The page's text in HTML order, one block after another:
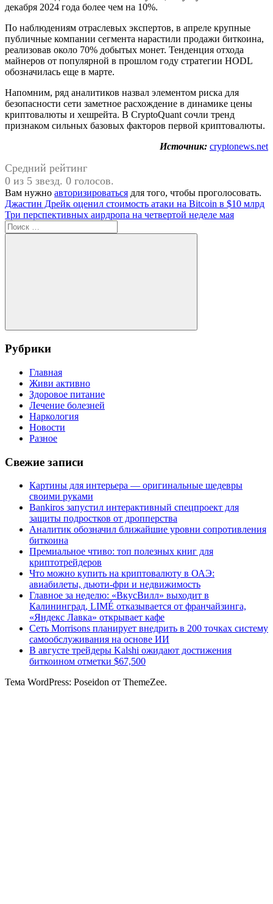
декабря 2024 года более чем на 10%.
По наблюдениям отраслевых экспертов, в апреле крупные
публичные компании сегмента нарастили продажи биткоина,
реализовав около 70% добытых монет. Тенденция отхода
майнеров от популярной в прошлом году стратегии HODL
обозначилась еще в марте.
Напомним, ряд аналитиков назвал элементом риска для
безопасности сети заметное расхождение в динамике цены
криптовалюты и хешрейта. В CryptoQuant сочли тренд
признаком сильных базовых факторов первой криптовалюты.
Источник: cryptonews.net
Средний рейтинг
0 из 5 звезд. 0 голосов.
Вам нужно авторизироваться для того, чтобы проголосовать.
Навигация
по
записям
Предыдущая
запись:
Джастин Дрейк оценил стоимость атаки на Bitcoin в $10 млрд
Следующая
запись:
Три перспективных аирдропа на четвертой неделе мая
Поиск
для:
Поиск
Рубрики
Главная
Живи активно
Здоровое питание
Лечение болезней
Наркология
Новости
Разное
Свежие записи
Картины для интерьера — оригинальные шедевры
своими руками
Bankiros запустил интерактивный спецпроект для
защиты подростков от дропперства
Аналитик обозначил ближайшие уровни сопротивления
биткоина
Премиальное чтиво: топ полезных книг для
криптотрейдеров
Что можно купить на криптовалюту в ОАЭ:
авиабилеты, дьюти-фри и недвижимость
Главное за неделю: «ВкусВилл» выходит в
Калининград, LIMÉ отказывается от франчайзинга,
«Яндекс Лавка» открывает кафе
Сеть Morrisons планирует внедрить в 200 точках систему
самообслуживания на основе ИИ
В августе трейдеры Kalshi ожидают достижения
биткоином отметки $67,500
Тема WordPress: Poseidon от ThemeZee.